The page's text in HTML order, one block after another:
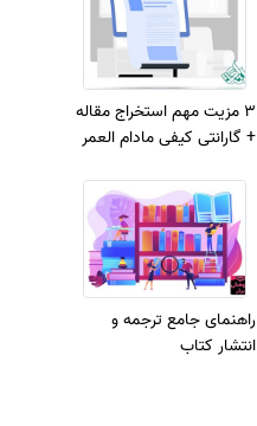
3 مزیت مهم استخراج مقاله
+ گارانتی کیفی مادام العمر
راهنمای جامع ترجمه و
انتشار کتاب